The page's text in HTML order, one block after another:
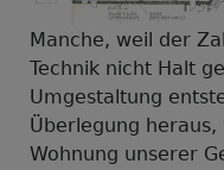
Manche, weil der
Technik nicht Halt
Umgestaltung
Überlegung
Wohnung unserer